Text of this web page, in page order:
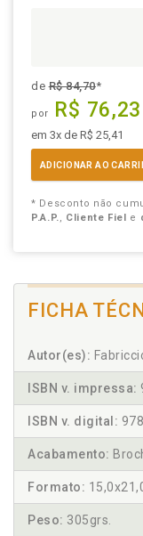
deR$ 84,70*
por R$ 76,23
em 3x de R$ 25,41
ADICIONAR AO
* Desconto não
P.A.P., Cliente Fiel e
FICHA
Autor(es):
ISBN v. impressa:
ISBN v. digital:
Acabamento:
Formato:
Peso: 305grs.